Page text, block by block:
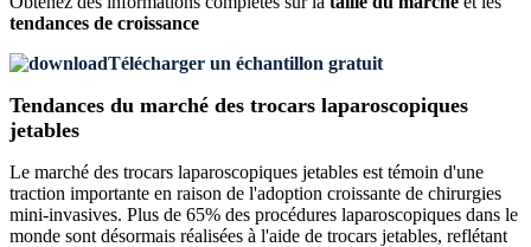
tendances de croissance
Télécharger un échantillon gratuit
Tendances du marché des trocars laparoscopiques
jetables
Le marché des trocars laparoscopiques jetables est témoin d'une
traction importante en raison de l'adoption croissante de chirurgies
mini-invasives. Plus de 65% des procédures laparoscopiques dans le
monde sont désormais réalisées à l'aide de trocars jetables, reflétant